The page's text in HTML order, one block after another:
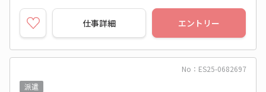
仕事詳細 エントリー
No：ES25-0682697
派遣